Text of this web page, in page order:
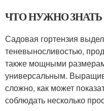
ЧТО НУЖНО ЗНАТЬ
Садовая гортензия
теневыносливостью,
также мощными
универсальным.
сложно, как может
соблюдать несколько